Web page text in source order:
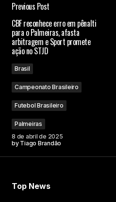
Previous Post
CBF reconhece erro em pênalti
para o Palmeiras, afasta
arbitragem e Sport promete
ação no STJD
Brasil
Campeonato Brasileiro
Futebol Brasileiro
Palmeiras
8 de abril de 2025
by Tiago Brandão
Top News